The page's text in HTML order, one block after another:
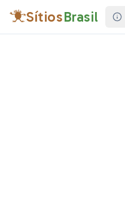
SítiosBrasil